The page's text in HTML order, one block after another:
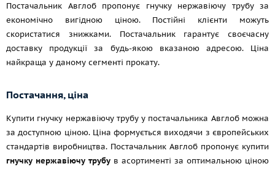
Постачальник Авглоб пропонує гнучку нержавіючу трубу за
економічно вигідною ціною. Постійні клієнти можуть
скористатися знижками. Постачальник гарантує своєчасну
доставку продукції за будь-якою вказаною адресою. Ціна
найкраща у даному сегменті прокату.
Постачання, ціна
Купити гнучку нержавіючу трубу у постачальника Авглоб можна
за доступною ціною. Ціна формується виходячи з європейських
стандартів виробництва. Постачальник Авглоб пропонує купити
гнучку нержавіючу трубу в асортименті за оптимальною ціною